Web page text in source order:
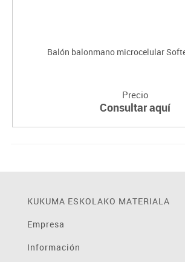
Balón balonmano microcelular
Precio
Consultar aquí
KUKUMA ESKOLAKO MATERIALA
Empresa
Información